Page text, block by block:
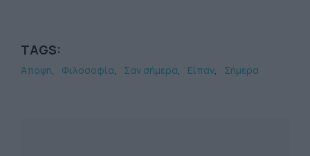
TAGS:
Άποψη Φιλοσοφία Σαν σήμερα Είπαν Σήμερα